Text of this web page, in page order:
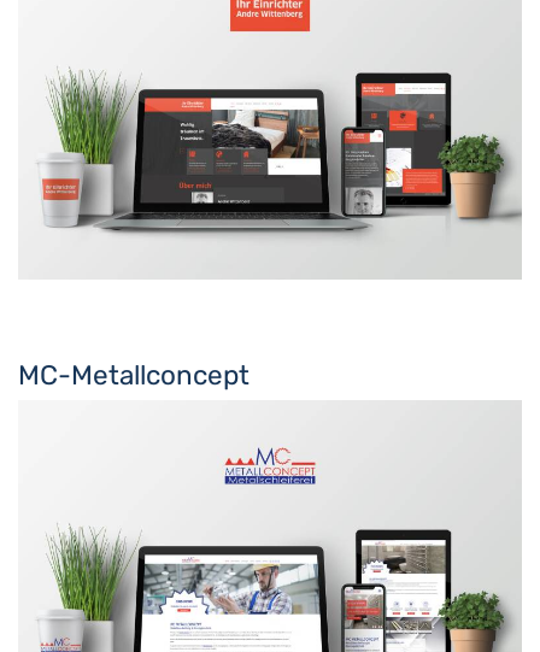
MC-Metallconcept